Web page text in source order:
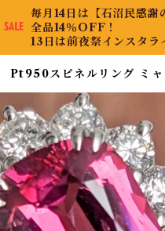
毎月14日は【石沼民感謝
全品14％OFF！
13日は前夜祭インスタラ
Pt950スピネルリング ミャ
イヤモンド 0.60ct【
5】 | KyaraPLUS